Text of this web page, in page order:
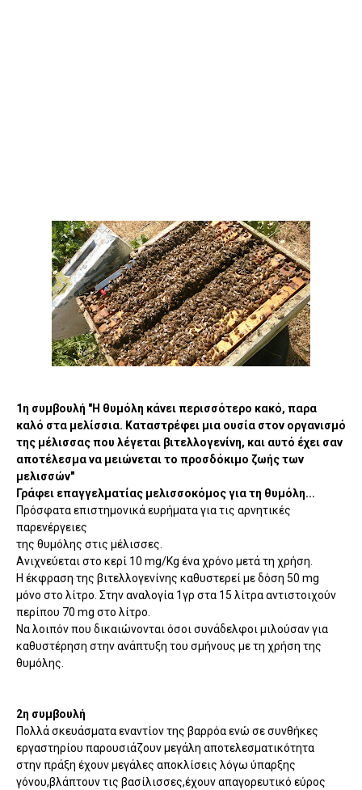
1η συμβουλή "Η θυμόλη κάνει περισσότερο κακό, παρα
καλό στα μελίσσια. Καταστρέφει μια ουσία στον οργανισμό
της μέλισσας που λέγεται βιτελλογενίνη, και αυτό έχει σαν
αποτέλεσμα να μειώνεται το προσδόκιμο ζωής των
μελισσών"
Γράφει επαγγελματίας μελισσοκόμος για τη θυμόλη...
Πρόσφατα επιστημονικά ευρήματα για τις αρνητικές
παρενέργειες
της θυμόλης στις μέλισσες.
Ανιχνεύεται στο κερί 10 mg/Kg ένα χρόνο μετά τη χρήση.
Η έκφραση της βιτελλογενίνης καθυστερεί με δόση 50 mg
μόνο στο λίτρο. Στην αναλογία 1γρ στα 15 λίτρα αντιστοιχούν
περίπου 70 mg στο λίτρο.
Να λοιπόν που δικαιώνονται όσοι συνάδελφοι μιλούσαν για
καθυστέρηση στην ανάπτυξη του σμήνους με τη χρήση της
θυμόλης.
2η συμβουλή
Πολλά σκευάσματα εναντίον της βαρρόα ενώ σε συνθήκες
εργαστηρίου παρουσιάζουν μεγάλη αποτελεσματικότητα
στην πράξη έχουν μεγάλες αποκλίσεις λόγω ύπαρξης
γόνου,βλάπτουν τις βασίλισσες,έχουν απαγορευτικό εύρος